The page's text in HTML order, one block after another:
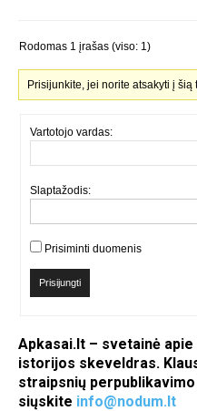
Rodomas 1 įrašas (viso: 1)
Prisijunkite, jei norite atsakyti į šią
Vartotojo vardas:
Slaptažodis:
Prisiminti duomenis
Prisijungti
Apkasai.lt – svetainė
istorijos skeveldras.
straipsnių
siųskite info@nodum.lt